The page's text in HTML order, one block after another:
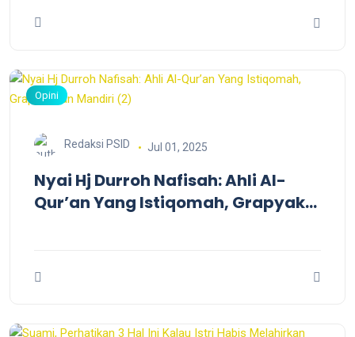
penting dalam membentuk karakter, kepemimpinan,
Opini
Redaksi PSID Jul 01, 2025
Nyai Hj Durroh Nafisah: Ahli Al-
Qur’an Yang Istiqomah, Grapyak